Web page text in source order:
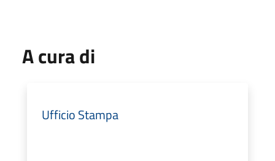
A cura di
Ufficio Stampa